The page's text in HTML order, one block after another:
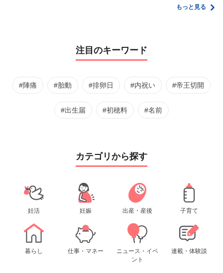
家計管理術もっと見る
注目のキーワード
#陣痛 #胎動 #排卵日 #内祝い #帝王切開
#出生届 #初穂料 #名前
カテゴリから探す
妊活 妊娠 出産・産後 子育て
暮らし 仕事・マネー
ニュース・イベ
ント
連載・体験談